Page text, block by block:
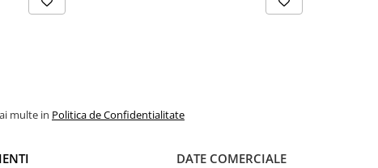
multe in Politica de Confidentialitate
DATE COMERCIALE